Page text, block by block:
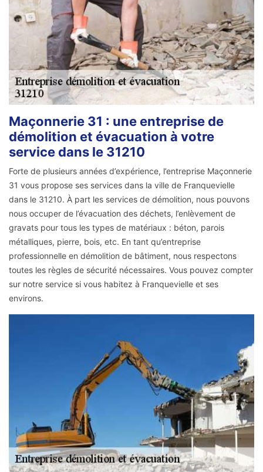
Maçonnerie 31 : une entreprise de
démolition et évacuation à votre
service dans le 31210
Forte de plusieurs années d’expérience, l’entreprise Maçonnerie
31 vous propose ses services dans la ville de Franquevielle
dans le 31210. À part les services de démolition, nous pouvons
nous occuper de l’évacuation des déchets, l’enlèvement de
gravats pour tous les types de matériaux : béton, parois
métalliques, pierre, bois, etc. En tant qu’entreprise
professionnelle en démolition de bâtiment, nous respectons
toutes les règles de sécurité nécessaires. Vous pouvez compter
sur notre service si vous habitez à Franquevielle et ses
environs.